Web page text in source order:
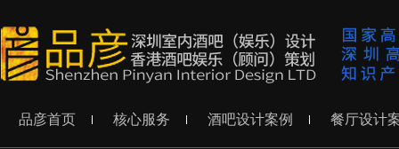
品彦首页 核心服务 酒吧设计案例 餐厅设计